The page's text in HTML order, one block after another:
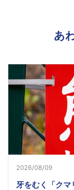
あ
2026/08/09
牙をむく「ク